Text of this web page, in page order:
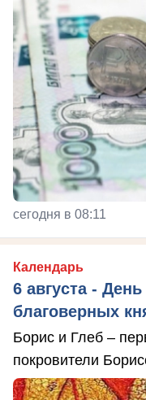
сегодня в 08:11
Календарь
6 августа -
благоверных
Борис и Глеб –
покровители